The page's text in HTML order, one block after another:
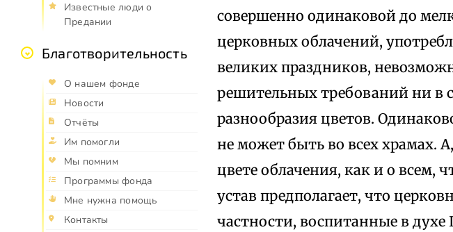
Известные люди о
Предании
Благотворительность
О нашем фонде
Новости
Отчёты
Им помогли
Мы помним
Программы фонда
Мне нужна помощь
Контакты
совершенно одинаковой до
церковных облачений,
великих праздников,
решительных требований ни в
разнообразия цветов.
не может быть во всех храмах.
цвете облачения, как и о всем,
устав предполагает, что
частности, воспитанные в